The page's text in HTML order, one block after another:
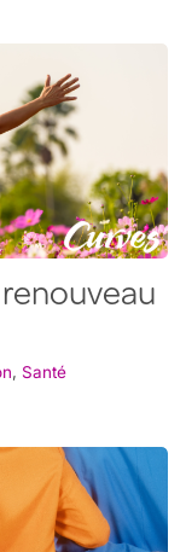
, Santé